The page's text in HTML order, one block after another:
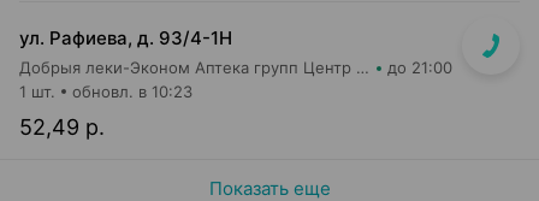
ул. Рафиева, д. 93/4-1Н
Добрыя леки-Эконом Аптека групп Центр ООО Аптека №1 до 21:00
52,49 р.
1 шт. обновл. в 10:23
Показать еще